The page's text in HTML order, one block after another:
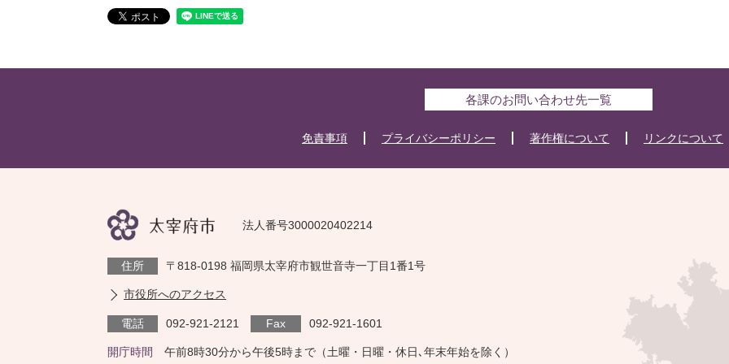
各課のお問い合わせ先一覧
免責事項 プライバシーポリシー 著作権について リンクについて
法人番号3000020402214
住所 〒818-0198 福岡県太宰府市観世音寺一丁目1番1号
市役所へのアクセス
電話 092-921-2121 Fax 092-921-1601
開庁時間 午前8時30分から午後5時まで（土曜・日曜・休日､年末年始を除く）